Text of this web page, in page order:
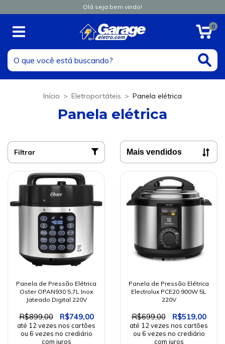
Olá seja bem vindo!
0
Início > Eletroportáteis > Panela elétrica
Panela elétrica
Filtrar
Panela de Pressão Elétrica
Oster OPAN930 5,7L Inox
Jateado Digital 220V
R$899,00 R$749,00
Panela de Pressão Elétrica
Electrolux PCE20 900W 5L
220V
R$699,00 R$519,00